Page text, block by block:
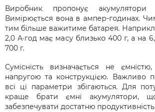
Виробник пропонує акумулятори
Вимірюється вона в ампер-годинах.
тим більше важитиме батарея.
2,0 А·год має масу близько 400 г, а на
700 г.
Сумісність визначається не
напругою та конструкцією. Важливо
всі ці параметри збігаються. Для
краще брати ємні акумулятори,
забезпечувати достатню продуктивність.